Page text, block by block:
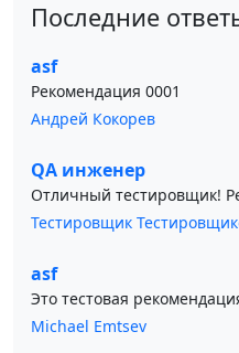
Последние
asf
Рекомендация 0001
Андрей Кокорев
QA инженер
Отличный тестировщик!
Тестировщик
asf
Это тестовая
Michael Emtsev